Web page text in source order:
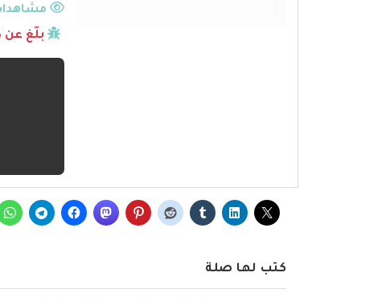
بلّغ عن
كتب لها صلة